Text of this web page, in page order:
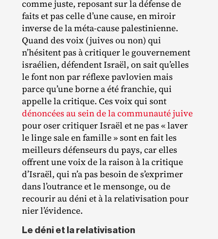
comme juste, reposant sur la défense de
faits et pas celle d’une cause, en miroir
inverse de la méta‐​cause palestinienne.
Quand des voix (juives ou non) qui
n’hésitent pas à critiquer le gouvernement
israélien, défendent Israël, on sait qu’elles
le font non par réflexe pavlovien mais
parce qu’une borne a été franchie, qui
appelle la critique. Ces voix qui sont
dénoncées au sein de la communauté juive
pour oser critiquer Israël et ne pas « laver
le linge sale en famille » sont en fait les
meilleurs défenseurs du pays, car elles
offrent une voix de la raison à la critique
d’Israël, qui n’a pas besoin de s’exprimer
dans l’outrance et le mensonge, ou de
recourir au déni et à la relativisation pour
nier l’évidence.
Le déni et la relativisation